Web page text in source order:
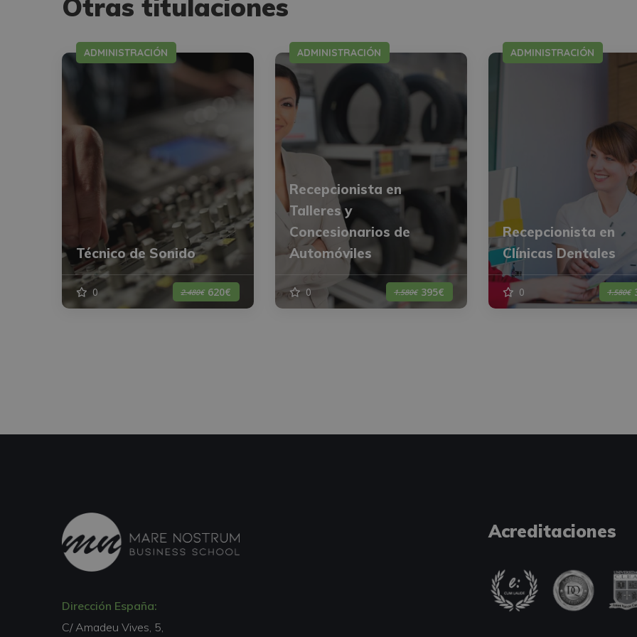
Otras titulaciones
ADMINISTRACIÓN
Técnico de Sonido
0 2.480€ 620€
ADMINISTRACIÓN
Recepcionista en
Talleres y
Concesionarios de
Automóviles
0 1.580€ 395€
ADMINISTRACIÓN
Recepcionista en
Clínicas Dentales
0 1.580€
Dirección España:
C/ Amadeu Vives, 5,
Acreditaciones